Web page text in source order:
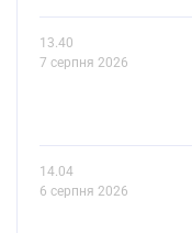
13.40
7 серпня 2026
14.04
6 серпня 2026